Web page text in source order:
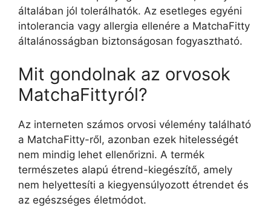
általában jól tolerálhatók. Az esetleges egyéni
intolerancia vagy allergia ellenére a MatchaFitty
általánosságban biztonságosan fogyasztható.
Mit gondolnak az orvosok
MatchaFittyról?
Az interneten számos orvosi vélemény található
a MatchaFitty-ről, azonban ezek hitelességét
nem mindig lehet ellenőrizni. A termék
természetes alapú étrend-kiegészítő, amely
nem helyettesíti a kiegyensúlyozott étrendet és
az egészséges életmódot.